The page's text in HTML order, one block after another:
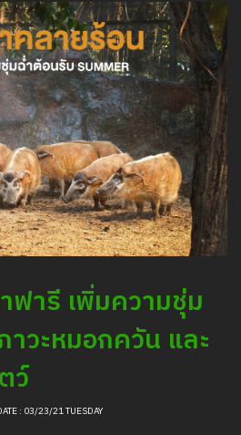
安排活动
精品度假酒店
食品与饮品
纪念品店
服務項目
野生動物園的動物信息
采购
职位招聘新闻
聯絡我們
LOGIN
ฟารี เพิ่มความชุ่ม
วะหมอกควัน และ
ว์
: 03/23/21 TUESDAY